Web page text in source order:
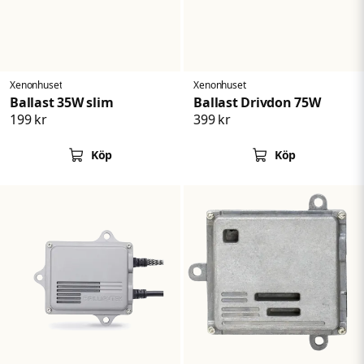
Xenonhuset
Ballast 35W slim
199 kr
Köp
Xenonhuset
Ballast Drivdon 75W
399 kr
Köp